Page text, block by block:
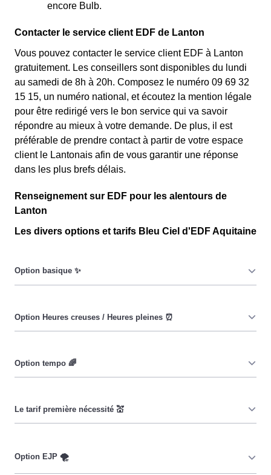
encore Bulb.
Contacter le service client EDF de Lanton
Vous pouvez contacter le service client EDF à Lanton
gratuitement. Les conseillers sont disponibles du lundi
au samedi de 8h à 20h. Composez le numéro 09 69 32
15 15, un numéro national, et écoutez la mention légale
pour être redirigé vers le bon service qui va savoir
répondre au mieux à votre demande. De plus, il est
préférable de prendre contact à partir de votre espace
client le Lantonais afin de vous garantir une réponse
dans les plus brefs délais.
Renseignement sur EDF pour les alentours de
Lanton
Les divers options et tarifs Bleu Ciel d'EDF Aquitaine
date, ni de l'heure, que ce soit en à Lanton ou ailleurs.
💡
Lanton est réduit. ⚡
Lantonais à réduire leur consommation pendant 65 jours
par an, lorsque le prix du kiloWatt est plus élevé. 💡🔋
pour les consommateurs Lantonais couverts par la